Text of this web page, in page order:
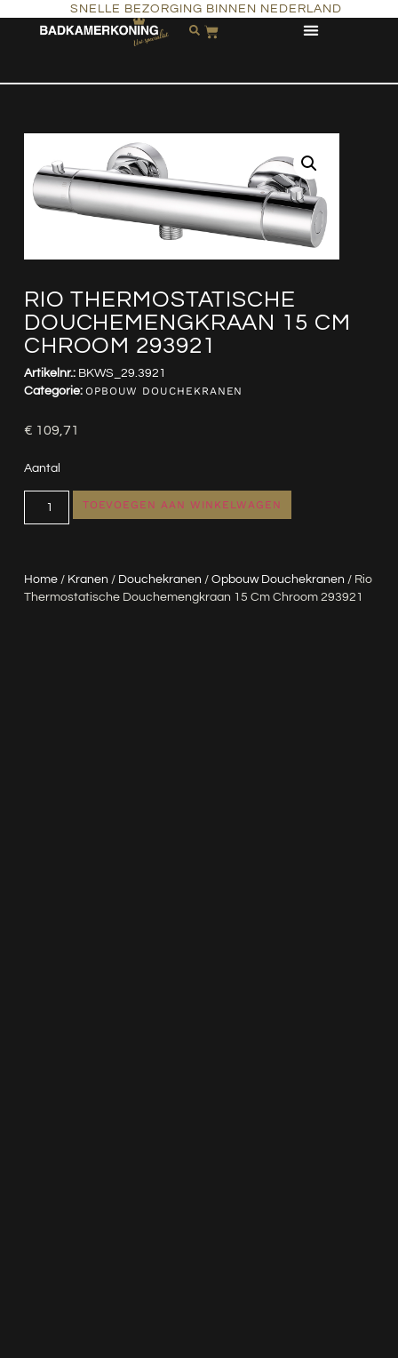
SNELLE BEZORGING BINNEN NEDERLAND
RIO THERMOSTATISCHE
DOUCHEMENGKRAAN 15 CM
CHROOM 293921
Home/ Kranen / Douchekranen / Opbouw Douchekranen / Rio
Thermostatische Douchemengkraan 15 Cm Chroom 293921
Artikelnr.: BKWS_29.3921
Categorie: OPBOUW DOUCHEKRANEN
€ 109,71
Aantal
TOEVOEGEN AAN WINKELWAGEN